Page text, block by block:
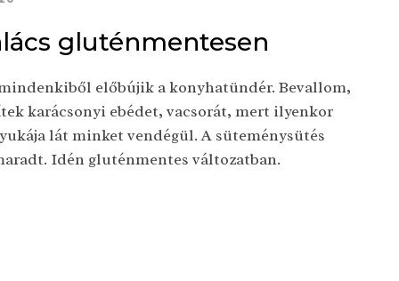
gluténmentesen
előbújik a konyhatündér. Bevallom,
karácsonyi ebédet, vacsorát, mert ilyenkor
lát minket vendégül. A süteménysütés
Idén gluténmentes változatban.